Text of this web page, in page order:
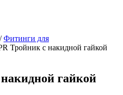
/Фитинги для
Тройник с накидной гайкой
гайкой